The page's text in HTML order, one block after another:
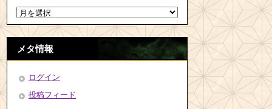
メタ情報
ログイン
投稿フィード